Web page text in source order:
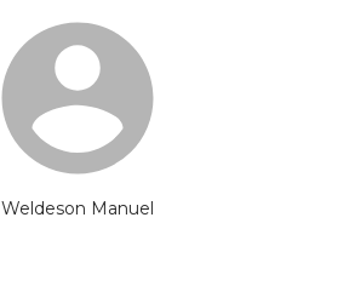
Weldeson Manuel